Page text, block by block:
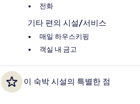
전화
기타 편의 시설/서비스
매일 하우스키핑
객실 내 금고
이 숙박 시설의 특별한 점